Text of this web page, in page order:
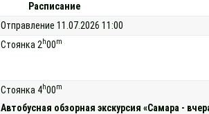
Расписание
Отправление 11.07.2026 11:00
Стоянка 2 h00m
Стоянка 4h00m
Автобусная обзорная экскурсия «Самара -